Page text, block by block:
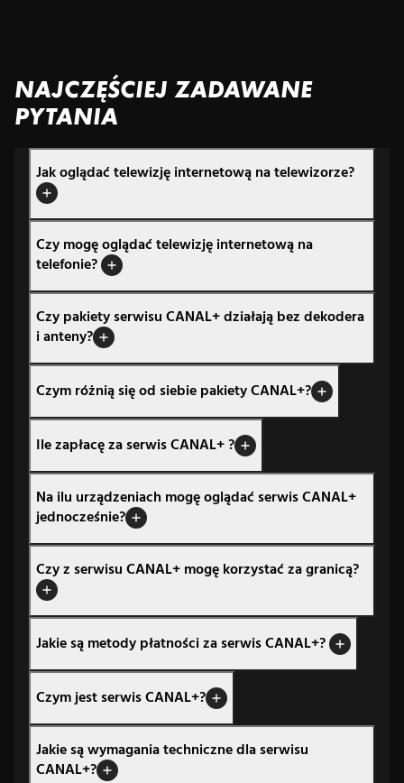
NAJCZĘŚCIEJ ZADAWANE
PYTANIA
Jak oglądać telewizję internetową na telewizorze?
Czy mogę oglądać telewizję internetową na
telefonie?
Czy pakiety serwisu CANAL+ działają bez dekodera
i anteny?
Czym różnią się od siebie pakiety CANAL+?
Ile zapłacę za serwis CANAL+ ?
Na ilu urządzeniach mogę oglądać serwis CANAL+
jednocześnie?
Czy z serwisu CANAL+ mogę korzystać za granicą?
Jakie są metody płatności za serwis CANAL+?
Czym jest serwis CANAL+?
Jakie są wymagania techniczne dla serwisu
CANAL+?